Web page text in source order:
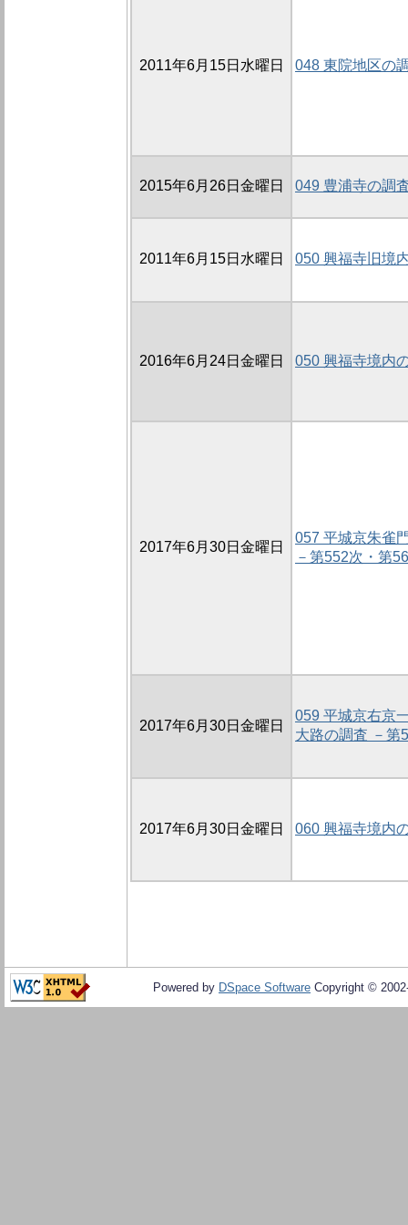
2011年6月15日水曜日 048 東院地区の
2015年6月26日金曜日 049 豊浦寺の調
2011年6月15日水曜日 050 興福寺旧境
2016年6月24日金曜日 050 興福寺境内
2017年6月30日金曜日
057 平城京朱雀
－第552次・第
2017年6月30日金曜日
059 平城京右京
大路の調査 －第
2017年6月30日金曜日 060 興福寺境内
Powered by DSpace Software Copyright ©